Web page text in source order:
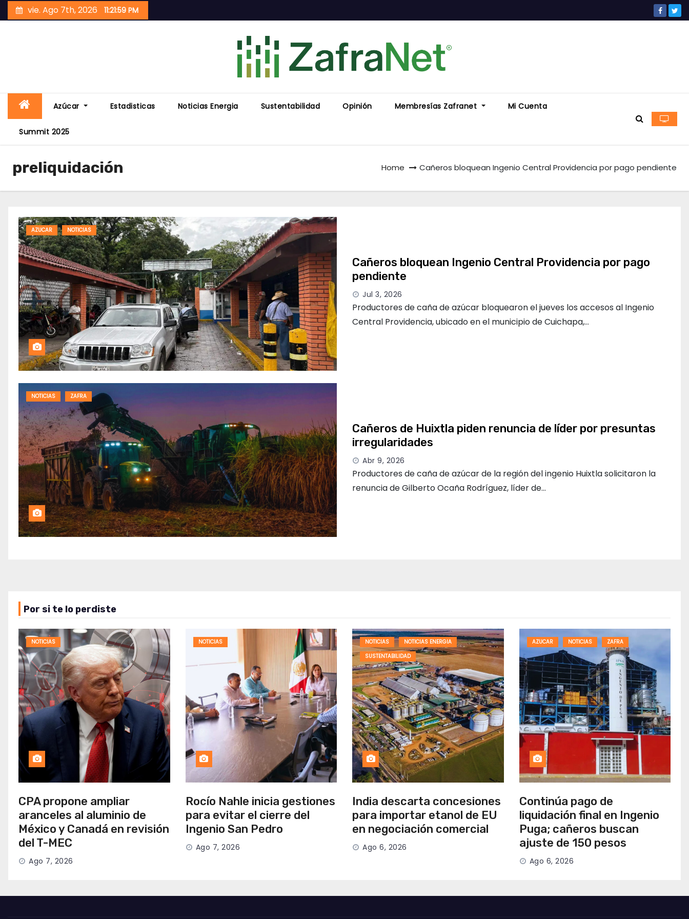
to
vie. Ago 7th, 2026 11:22:00 PM
Azúcar Estadisticas Noticias Energia Sustentabilidad Opinión Membresías Zafranet Mi Cuenta
Summit 2025
preliquidación Home Cañeros bloquean Ingenio Central Providencia por pago pendiente
AZUCAR NOTICIAS
Cañeros bloquean Ingenio Central Providencia por pago
pendiente
Jul 3, 2026
Productores de caña de azúcar bloquearon el jueves los accesos al Ingenio
Central Providencia, ubicado en el municipio de Cuichapa,…
NOTICIAS ZAFRA
Cañeros de Huixtla piden renuncia de líder por presuntas
irregularidades
Abr 9, 2026
Productores de caña de azúcar de la región del ingenio Huixtla solicitaron la
renuncia de Gilberto Ocaña Rodríguez, líder de…
Por si te lo perdiste
NOTICIAS
CPA propone ampliar
aranceles al aluminio de
México y Canadá en revisión
del T-MEC
Ago 7, 2026
NOTICIAS
Rocío Nahle inicia gestiones
para evitar el cierre del
Ingenio San Pedro
Ago 7, 2026
NOTICIAS
NOTICIAS ENERGIA
SUSTENTABILIDAD
India descarta concesiones
para importar etanol de EU
en negociación comercial
Ago 6, 2026
AZUCAR NOTICIAS ZAFRA
Continúa pago de
liquidación final en Ingenio
Puga; cañeros buscan
ajuste de 150 pesos
Ago 6, 2026